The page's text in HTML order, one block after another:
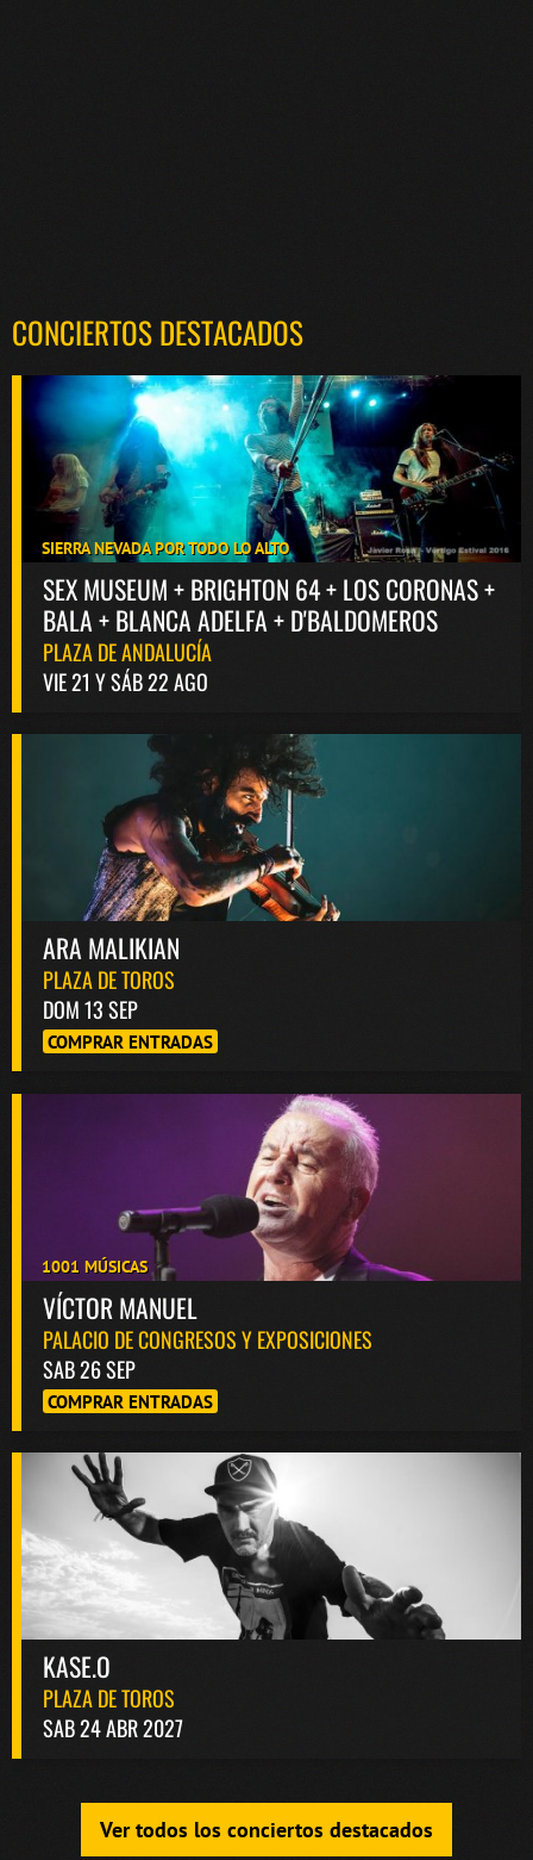
CONCIERTOS DESTACADOS
SIERRA NEVADA POR TODO LO ALTO
SEX MUSEUM + BRIGHTON 64 + LOS CORONAS +
BALA + BLANCA ADELFA + D'BALDOMEROS
PLAZA DE ANDALUCÍA
VIE 21 Y SÁB 22 AGO
ARA MALIKIAN
PLAZA DE TOROS
DOM 13 SEP
COMPRAR ENTRADAS
1001 MÚSICAS
VÍCTOR MANUEL
PALACIO DE CONGRESOS Y EXPOSICIONES
SAB 26 SEP
COMPRAR ENTRADAS
KASE.O
PLAZA DE TOROS
SAB 24 ABR 2027
Ver todos los conciertos destacados